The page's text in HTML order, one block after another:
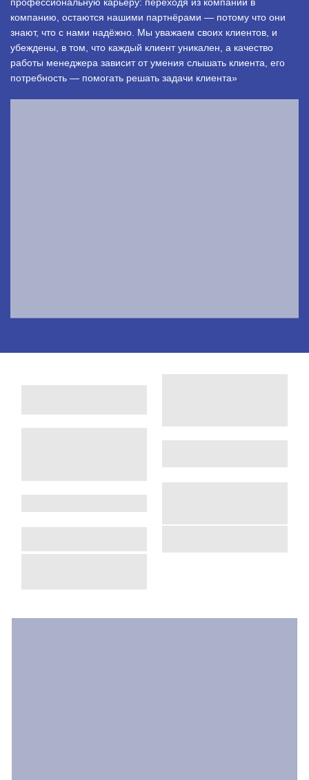
компанию, остаются нашими партнёрами — потому что они
знают, что с нами надёжно. Мы уважаем своих клиентов, и
убеждены, в том, что каждый клиент уникален, а качество
работы менеджера зависит от умения слышать клиента, его
потребность — помогать решать задачи клиента»